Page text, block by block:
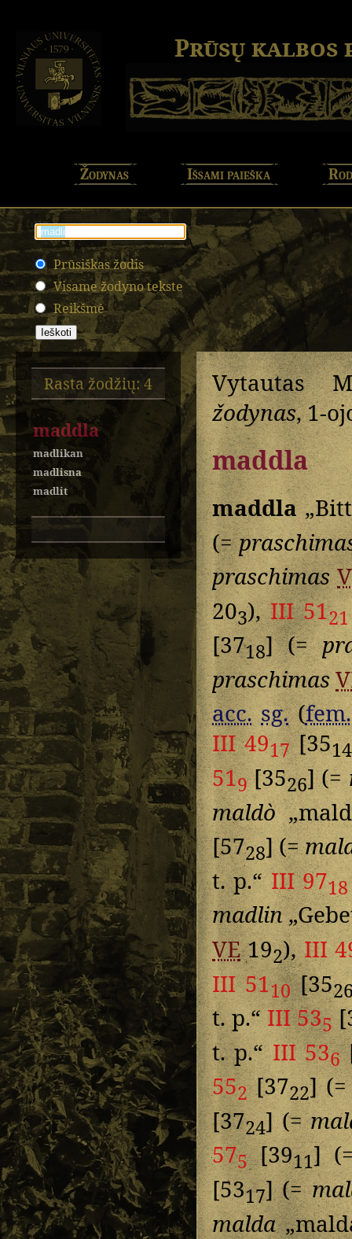
Prūsų kalbos
Žodynas Išsami paieška
Prūsiškas žodis
Visame žodyno tekste
Reikšmė
Rasta žodžių: 4
maddla
madlikan
madlisna
madlit
Vytautas
žodynas, 1-
maddla
maddla
(=
praschimas
203),III 5121
[3718] (=
praschimas
acc. sg.(fem.
III 4917[3514
519[3526] (=
maldò
[5728] (=
t. p.“III 9718
madlin
VE192),III
III 5110[35
t. p.“III 535
t. p.“III 536
552[3722]
[3724] (=
575[3911]
[5317] (=
malda